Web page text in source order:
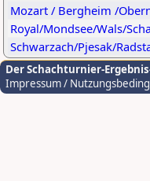
Mozart / Bergheim /
Royal/Mondsee/Wals/
Schwarzach/Pjesak/
Der Schachturnier-
Impressum /